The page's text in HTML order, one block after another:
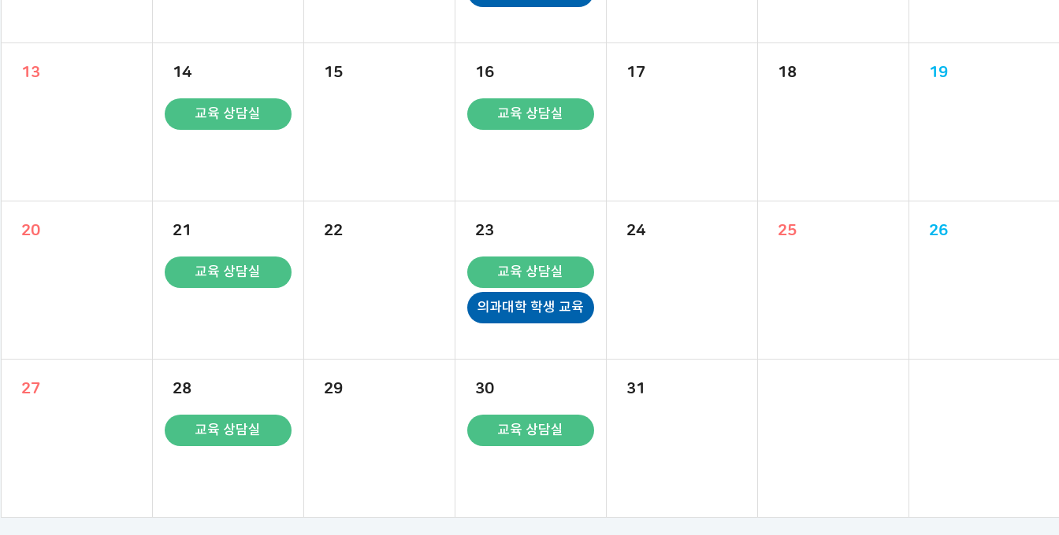
13 14
교육 상담실
15 16
교육 상담실
17 18 19
20 21
교육 상담실
22 23
교육 상담실
의과대학 학생 교육
24 25 26
27 28
교육 상담실
29 30
교육 상담실
31